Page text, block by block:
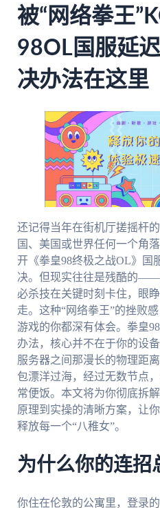
被“网络拳王
98OL国服延
决办法在这里
还记得当年在街机厅搓摇杆
国、美国或世界任何一个角
开《拳皇98终极之战OL》国
决。但现实往往是残酷的——
必杀技在关键时刻卡住，眼
走。这种“网络拳王”的挫败
游戏的你都深有体会。拳皇
办法，核心并不在于你的设
服务器之间那漫长的物理距
包漂洋过海，经过无数节点
常便饭。本文将为你彻底拆
原理到实操的清晰方案，让
释放每一个“八稚女”。
为什么你的连招
你住在伦敦的公寓里，登录